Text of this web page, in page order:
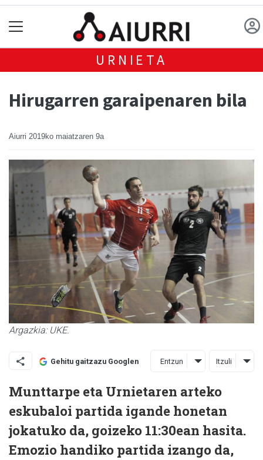
URNIETA
Hirugarren garaipenaren bila
Aiurri 2019ko maiatzaren 9a
Argazkia: UKE.
Gehitu gaitzazu Googlen Entzun Itzuli
Munttarpe eta Urnietaren arteko
eskubaloi partida igande honetan
jokatuko da, goizeko 11:30ean hasita.
Emozio handiko partida izango da,